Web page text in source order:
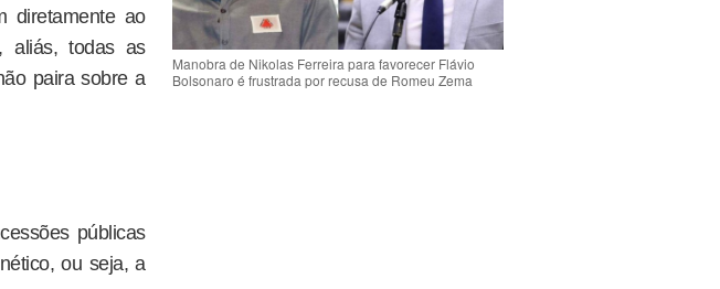
diretamente ao
aliás, todas as
paira sobre a
públicas
ou seja, a
Manobra de Nikolas Ferreira para favorecer Flávio
Bolsonaro é frustrada por recusa de Romeu Zema